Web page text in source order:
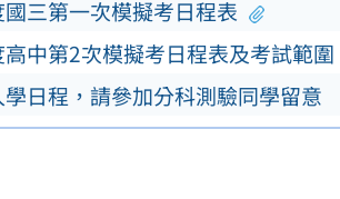
三第一次模擬考日程表
中第2次模擬考日程表及考試範圍
日程，請參加分科測驗同學留意